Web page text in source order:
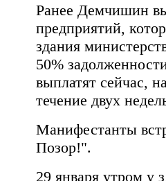
Ранее Демчишин
предприятий,
здания
50%
выплатят сейчас,
течение двух
Манифестанты
Позор!".
29 января утром у